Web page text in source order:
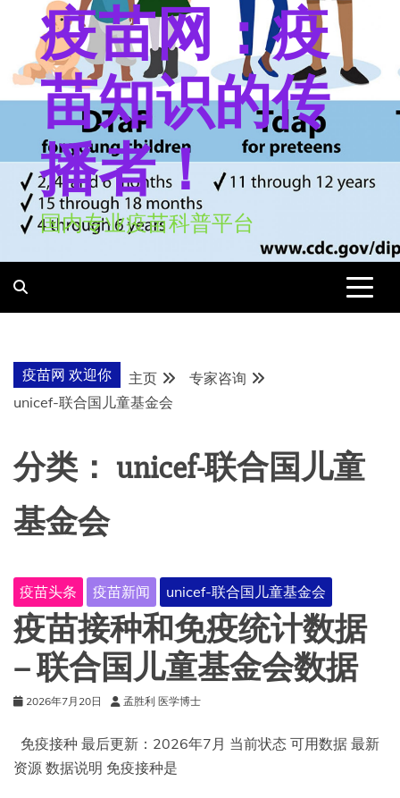
疫苗网：疫
苗知识的传
播者！
国内专业疫苗科普平台
疫苗网 欢迎你 主页
专家咨询
unicef-联合国儿童基金会
分类： unicef-联合国儿童
基金会
疫苗头条 疫苗新闻 unicef-联合国儿童基金会
疫苗接种和免疫统计数据
– 联合国儿童基金会数据
2026年7月20日 孟胜利 医学博士
免疫接种 最后更新：2026年7月 当前状态 可用数据 最新
资源 数据说明 免疫接种是